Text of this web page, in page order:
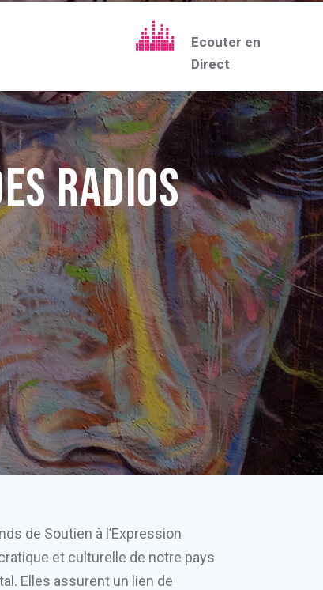
Ecouter en
Direct
radios
de Soutien à l’Expression
et culturelle de notre pays
Elles assurent un lien de